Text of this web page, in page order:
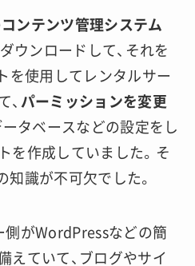
コンテンツ管理システム
ウンロードして、それを
を使用してレンタルサー
、パーミッションを変更
タベースなどの設定をし
作成していました。そ
知識が不可欠でした。
側がWordPressなどの簡
えていて、ブログやサイ